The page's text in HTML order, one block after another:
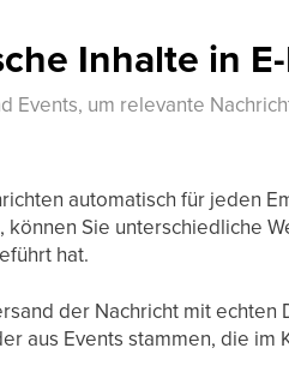
Inhalte in
Events, um relevante
automatisch für jeden
Sie unterschiedliche
hat.
der Nachricht mit
aus Events stammen, die im